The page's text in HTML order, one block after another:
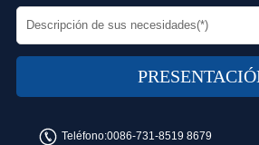
Teléfono:0086-731-8519 8679